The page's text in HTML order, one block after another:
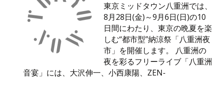
東京ミッドタウン八重洲では、
8月28日(金)～9月6日(日)の10
日間にわたり、東京の晩夏を楽
しむ“都市型”納涼祭「八重洲夜
市」を開催します。 八重洲の
夜を彩るフリーライブ「八重洲
音宴」には、大沢伸一、小西康陽、ZEN-